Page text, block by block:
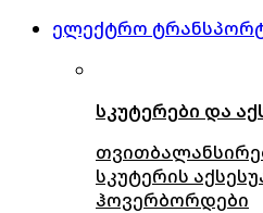
ელექტრო
სკუტერები და
სკუტერის
ჰოვერბორდები